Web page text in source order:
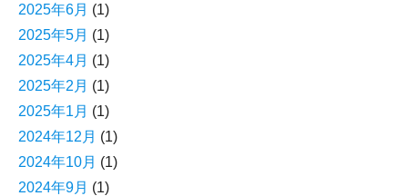
2025年6月 (1)
2025年5月 (1)
2025年4月 (1)
2025年2月 (1)
2025年1月 (1)
2024年12月 (1)
2024年10月 (1)
2024年9月 (1)